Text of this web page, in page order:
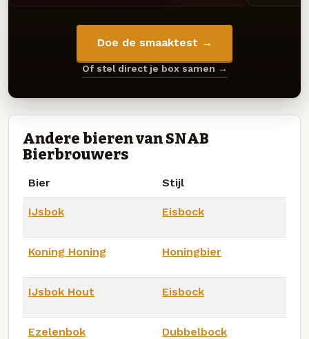
Doe de smaaktest →
Of stel direct je box samen →
Andere bieren van SNAB
Bierbrouwers
Bier Stijl
IJsbok Eisbock
Koning Honing Honingbier
IJsbok Hout Eisbock
Ezelenbok Dubbelbock